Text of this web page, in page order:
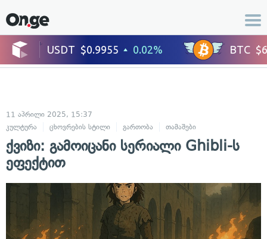
11 აპრილი 2025, 15:37
კულტურა
ცხოვრების სტილი გართობა თამაშები
ქვიზი: გამოიცანი სერიალი Ghibli-ს
ეფექტით